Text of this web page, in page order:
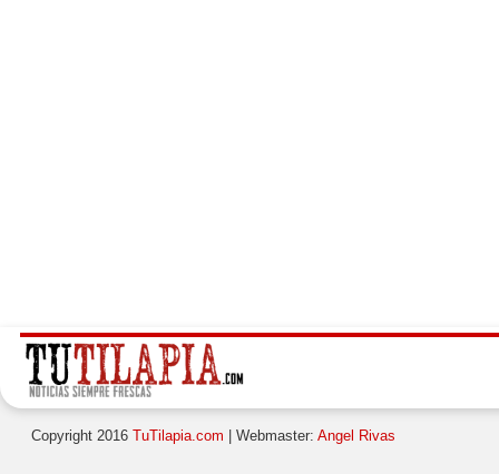
Copyright 2016 TuTilapia.com | Webmaster: Angel Rivas